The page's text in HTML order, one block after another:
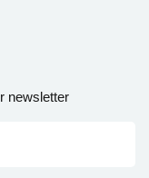
newsletter